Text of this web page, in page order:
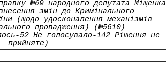
№69 народного депутата Міщенка
змін до Кримінального
(щодо удосконалення механізмів
провадження) (№5610)
52 Не голосувало-142 Рішення не
прийняте)